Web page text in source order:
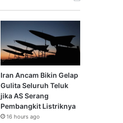
Iran Ancam Bikin Gelap
Gulita Seluruh Teluk
jika AS Serang
Pembangkit Listriknya
16 hours ago